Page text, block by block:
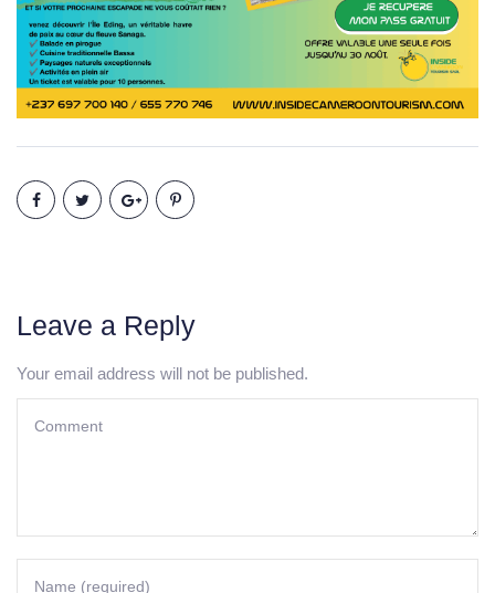
Leave a Reply
Your email address will not be published.